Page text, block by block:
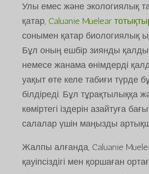
Улы емес және экологиялық
қатар, Caluanie Muelear
сонымен қатар биологиялық
Бұл оның ешбір зиянды
немесе жанама өнімдерді
уақыт өте келе табиғи түрде
білдіреді. Бұл тұрақтылыққа
көміртегі іздерін азайтуға
салалар үшін маңызды
Жалпы алғанда, Caluanie
қауіпсіздігі мен қоршаған